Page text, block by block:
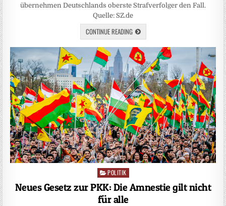
übernehmen Deutschlands oberste Strafverfolger den Fall.
Quelle: SZ.de
CONTINUE READING
Posted
in
POLITIK
Neues Gesetz zur PKK: Die Amnestie gilt nicht
für alle